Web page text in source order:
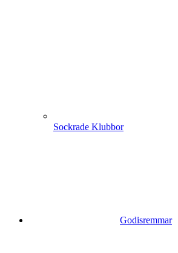
Sockrade Klubbor
Godisremmar